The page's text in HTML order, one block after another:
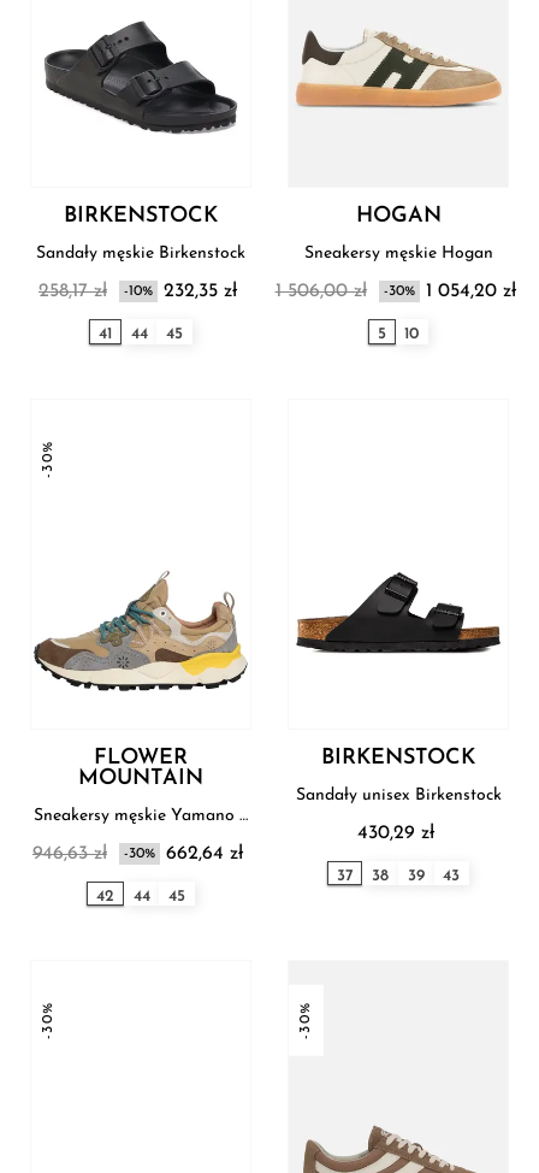
BIRKENSTOCK
Sandały męskie Birkenstock
258,17 zł -10% 232,35 zł
41 44 45
HOGAN
Sneakersy męskie Hogan
1 506,00 zł -30% 1 054,20 zł
5 10
-30%
FLOWER
MOUNTAIN
Sneakersy męskie Yamano 3
946,63 zł -30% 662,64 zł
42 44 45
BIRKENSTOCK
Sandały unisex Birkenstock
430,29 zł
37 38 39 43
-30% -30%